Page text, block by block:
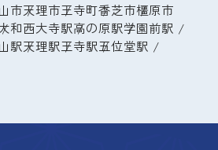
市天理市王寺町香芝市橿原市
和西大寺駅高の原駅学園前駅
駅天理駅王寺駅五位堂駅